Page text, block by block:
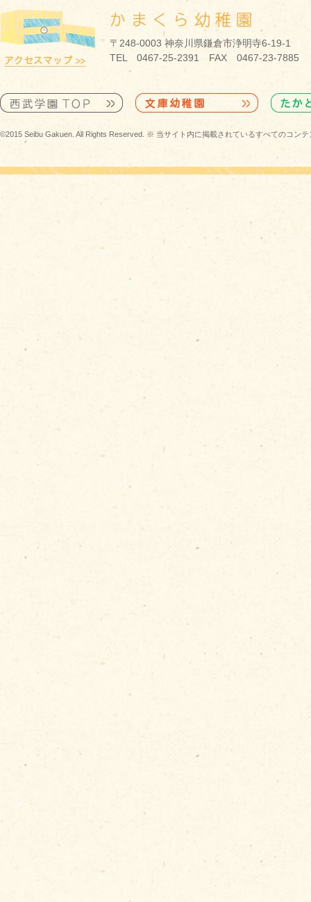
〒248-0003 神奈川県鎌倉市浄明寺6-19-1
TEL 0467-25-2391 FAX 0467-23-7885
©2015 Seibu Gakuen. All Rights Reserved. ※ 当サイト内に掲載されているすべてのコン